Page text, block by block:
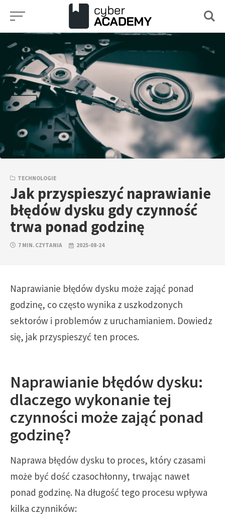
Przejdź
treści
TECHNOLOGIE
Jak przyspieszyć naprawianie
błędów dysku gdy czynność
trwa ponad godzinę
7 MIN. CZYTANIA 2025-08-24
Naprawianie błędów dysku może zająć ponad
godzinę, co często wynika z uszkodzonych
sektorów i problemów z uruchamianiem. Dowiedz
się, jak przyspieszyć ten proces.
Naprawianie błędów dysku:
dlaczego wykonanie tej
czynności może zająć ponad
godzinę?
Naprawa błędów dysku to proces, który czasami
może być dość czasochłonny, trwając nawet
ponad godzinę. Na długość tego procesu wpływa
kilka czynników: